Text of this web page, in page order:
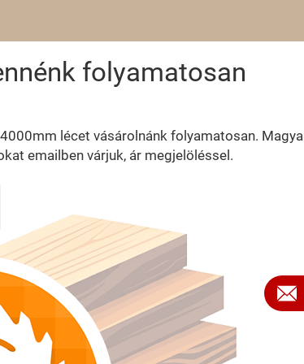
folyamatosan
lécet vásárolnánk folyamatosan.
emailben várjuk, ár megjelöléssel.